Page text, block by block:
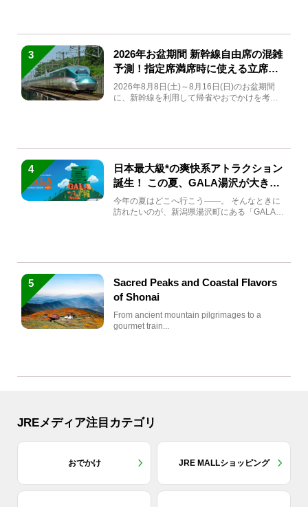
3
2026年お盆期間 新幹線自由席の混雑
予測！指定席満席時に使える立席特
急券も解説
2026年8月8日(土)～8月16日(日)のお盆期間
に、新幹線を利用して帰省やおでかけを考え
4
日本最大級*の爽快系アトラクション
誕生！ この夏、GALA湯沢が大きく
生まれ変わる
今年の夏はどこへ行こう――。 そんなときに
訪れたいのが、新潟県湯沢町にある「GALA湯
5
Sacred Peaks and Coastal Flavors
of Shonai
From ancient mountain pilgrimages to a
gourmet train...
JREメディア注目カテゴリ
おでかけ JRE MALLショッピング